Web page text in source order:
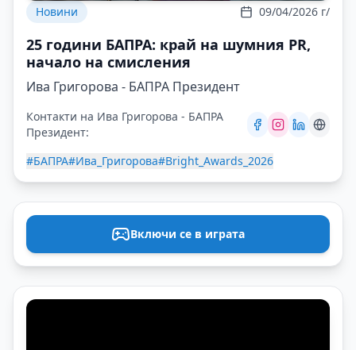
Новини 09/04/2026 г/
25 години БАПРА: край на шумния PR,
начало на смисления
Ива Григорова - БАПРА Президент
Контакти на Ива Григорова - БАПРА
Президент:
#БАПРА#Ива_Григорова#Bright_Awards_2026
Включи се в играта